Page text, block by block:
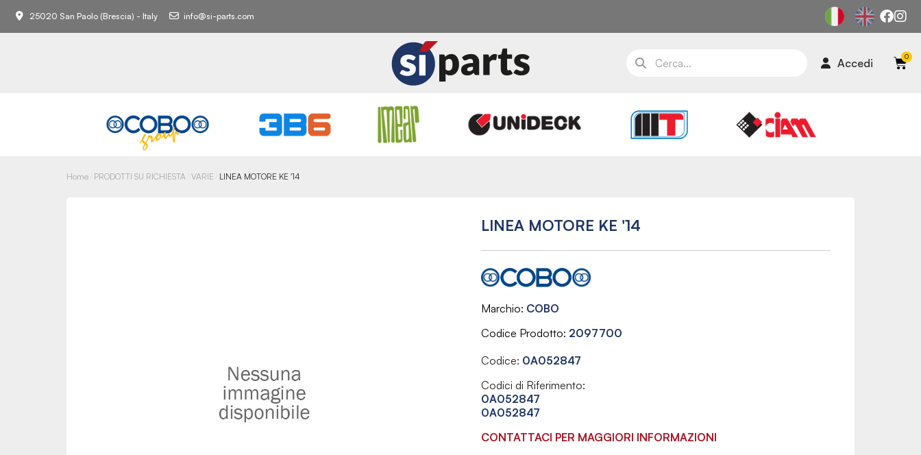
25020 San Paolo (Brescia) - Italy info@si-parts.com
Accedi
Home PRODOTTI SU RICHIESTA VARIE LINEA MOTORE KE '14
LINEA MOTORE KE '14
Marchio COBO
Codice Prodotto 2097700
Codice: 0A052847
Codici di Riferimento:
0A052847
0A052847
CONTATTACI PER MAGGIORI INFORMAZIONI